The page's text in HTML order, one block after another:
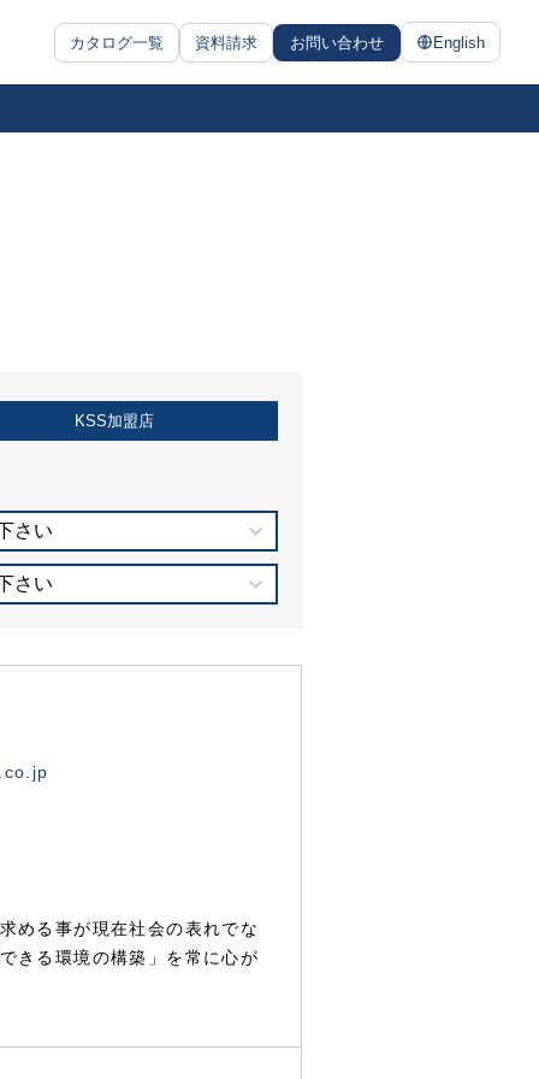
カタログ一覧 資料請求 お問い合わせ English
KSS加盟店
さい
さい
める事が現在社会の表れでな
きる環境の構築」を常に心が